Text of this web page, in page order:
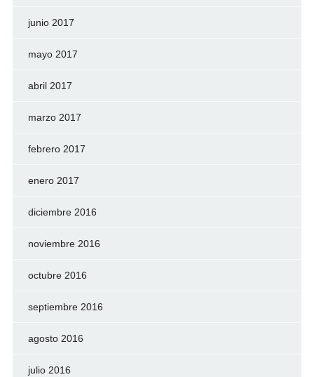
junio 2017
mayo 2017
abril 2017
marzo 2017
febrero 2017
enero 2017
diciembre 2016
noviembre 2016
octubre 2016
septiembre 2016
agosto 2016
julio 2016